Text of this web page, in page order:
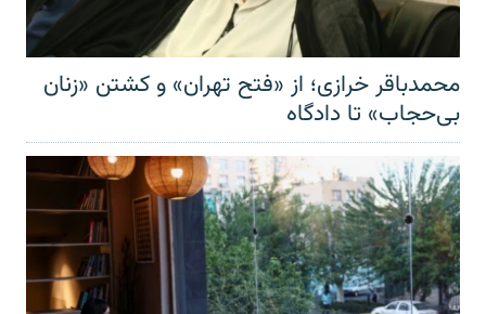
محمدباقر خرازی؛ از «فتح تهران» و کشتن «زنان
بی‌حجاب» تا دادگاه